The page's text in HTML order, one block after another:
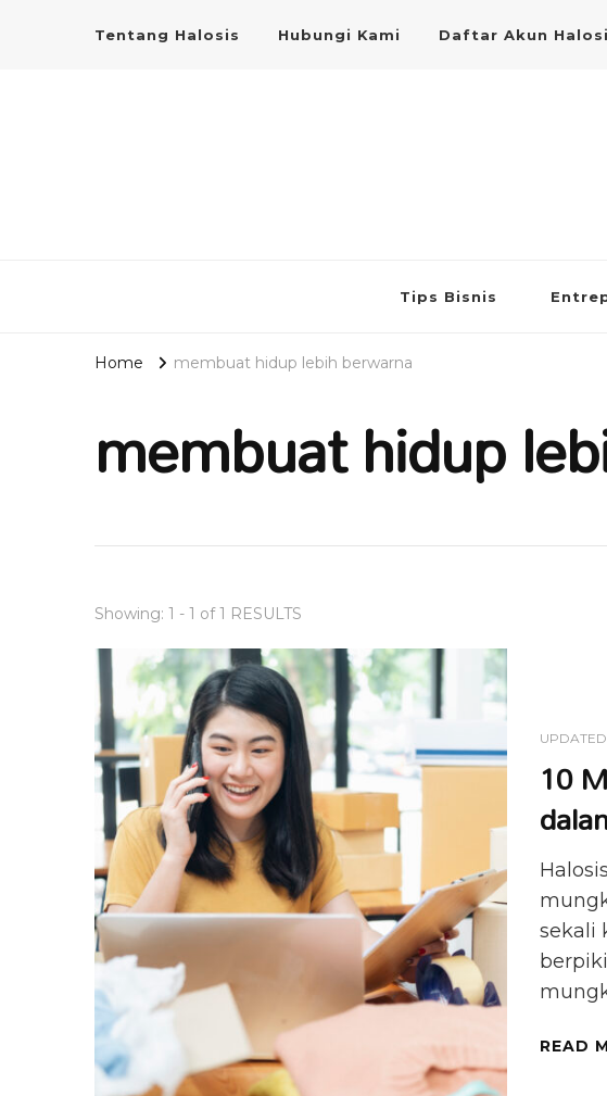
Tentang Halosis Hubungi Kami Daftar Akun
Tips Bisnis
Home membuat hidup lebih berwarna
membuat hidup
Showing: 1 - 1 of 1 RESULTS
10
sekali
READ